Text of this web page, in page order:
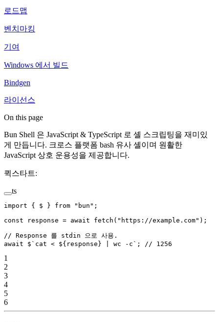
로드맵
벤치마킹
기여
Windows 에서 빌드
Bindgen
라이선스
On this page
Bun Shell 은 JavaScript & TypeScript 로 셸 스크립팅을 재미있
게 만듭니다. 크로스 플랫폼 bash 유사 셸이며 원활한
JavaScript 상호 운용성을 제공합니다.
퀵스타트:
ts
import { $ } from "bun" ;
const response = await fetch ( "https://example.com" );
// Response 를 stdin 으로 사용.
await $ `cat < ${ response } | wc -c` ; // 1256
1
2
3
4
5
6